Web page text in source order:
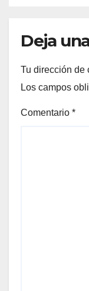
Deja
Tu dirección de
Los campos
Comentario *